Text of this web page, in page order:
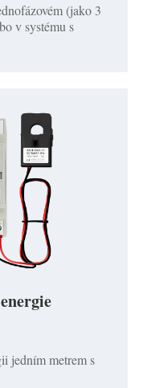
(jako 3
v systému s
jedním metrem s